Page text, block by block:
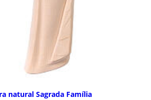
natural Sagrada Família